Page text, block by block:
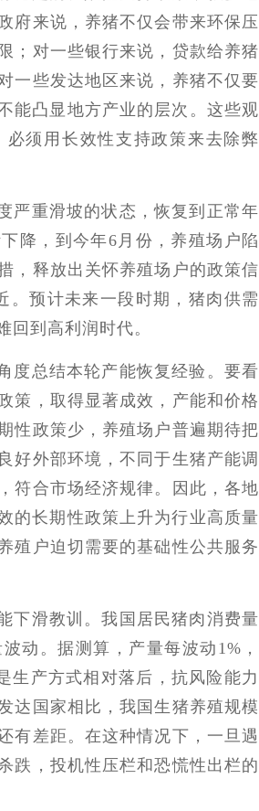
府来说，养猪不仅会带来环保压
；对一些银行来说，贷款给养猪
一些发达地区来说，养猪不仅要
能凸显地方产业的层次。这些观
须用长效性支持政策来去除弊
严重滑坡的状态，恢复到正常年
降，到今年6月份，养殖场户陷
，释放出关怀养殖场户的政策信
。预计未来一段时期，猪肉供需
回到高利润时代。
度总结本轮产能恢复经验。要看
策，取得显著成效，产能和价格
性政策少，养殖场户普遍期待把
好外部环境，不同于生猪产能调
符合市场经济规律。因此，各地
的长期性政策上升为行业高质量
殖户迫切需要的基础性公共服务
下滑教训。我国居民猪肉消费量
动。据测算，产量每波动1%，
生产方式相对落后，抗风险能力
达国家相比，我国生猪养殖规模
有差距。在这种情况下，一旦遇
跌，投机性压栏和恐慌性出栏的